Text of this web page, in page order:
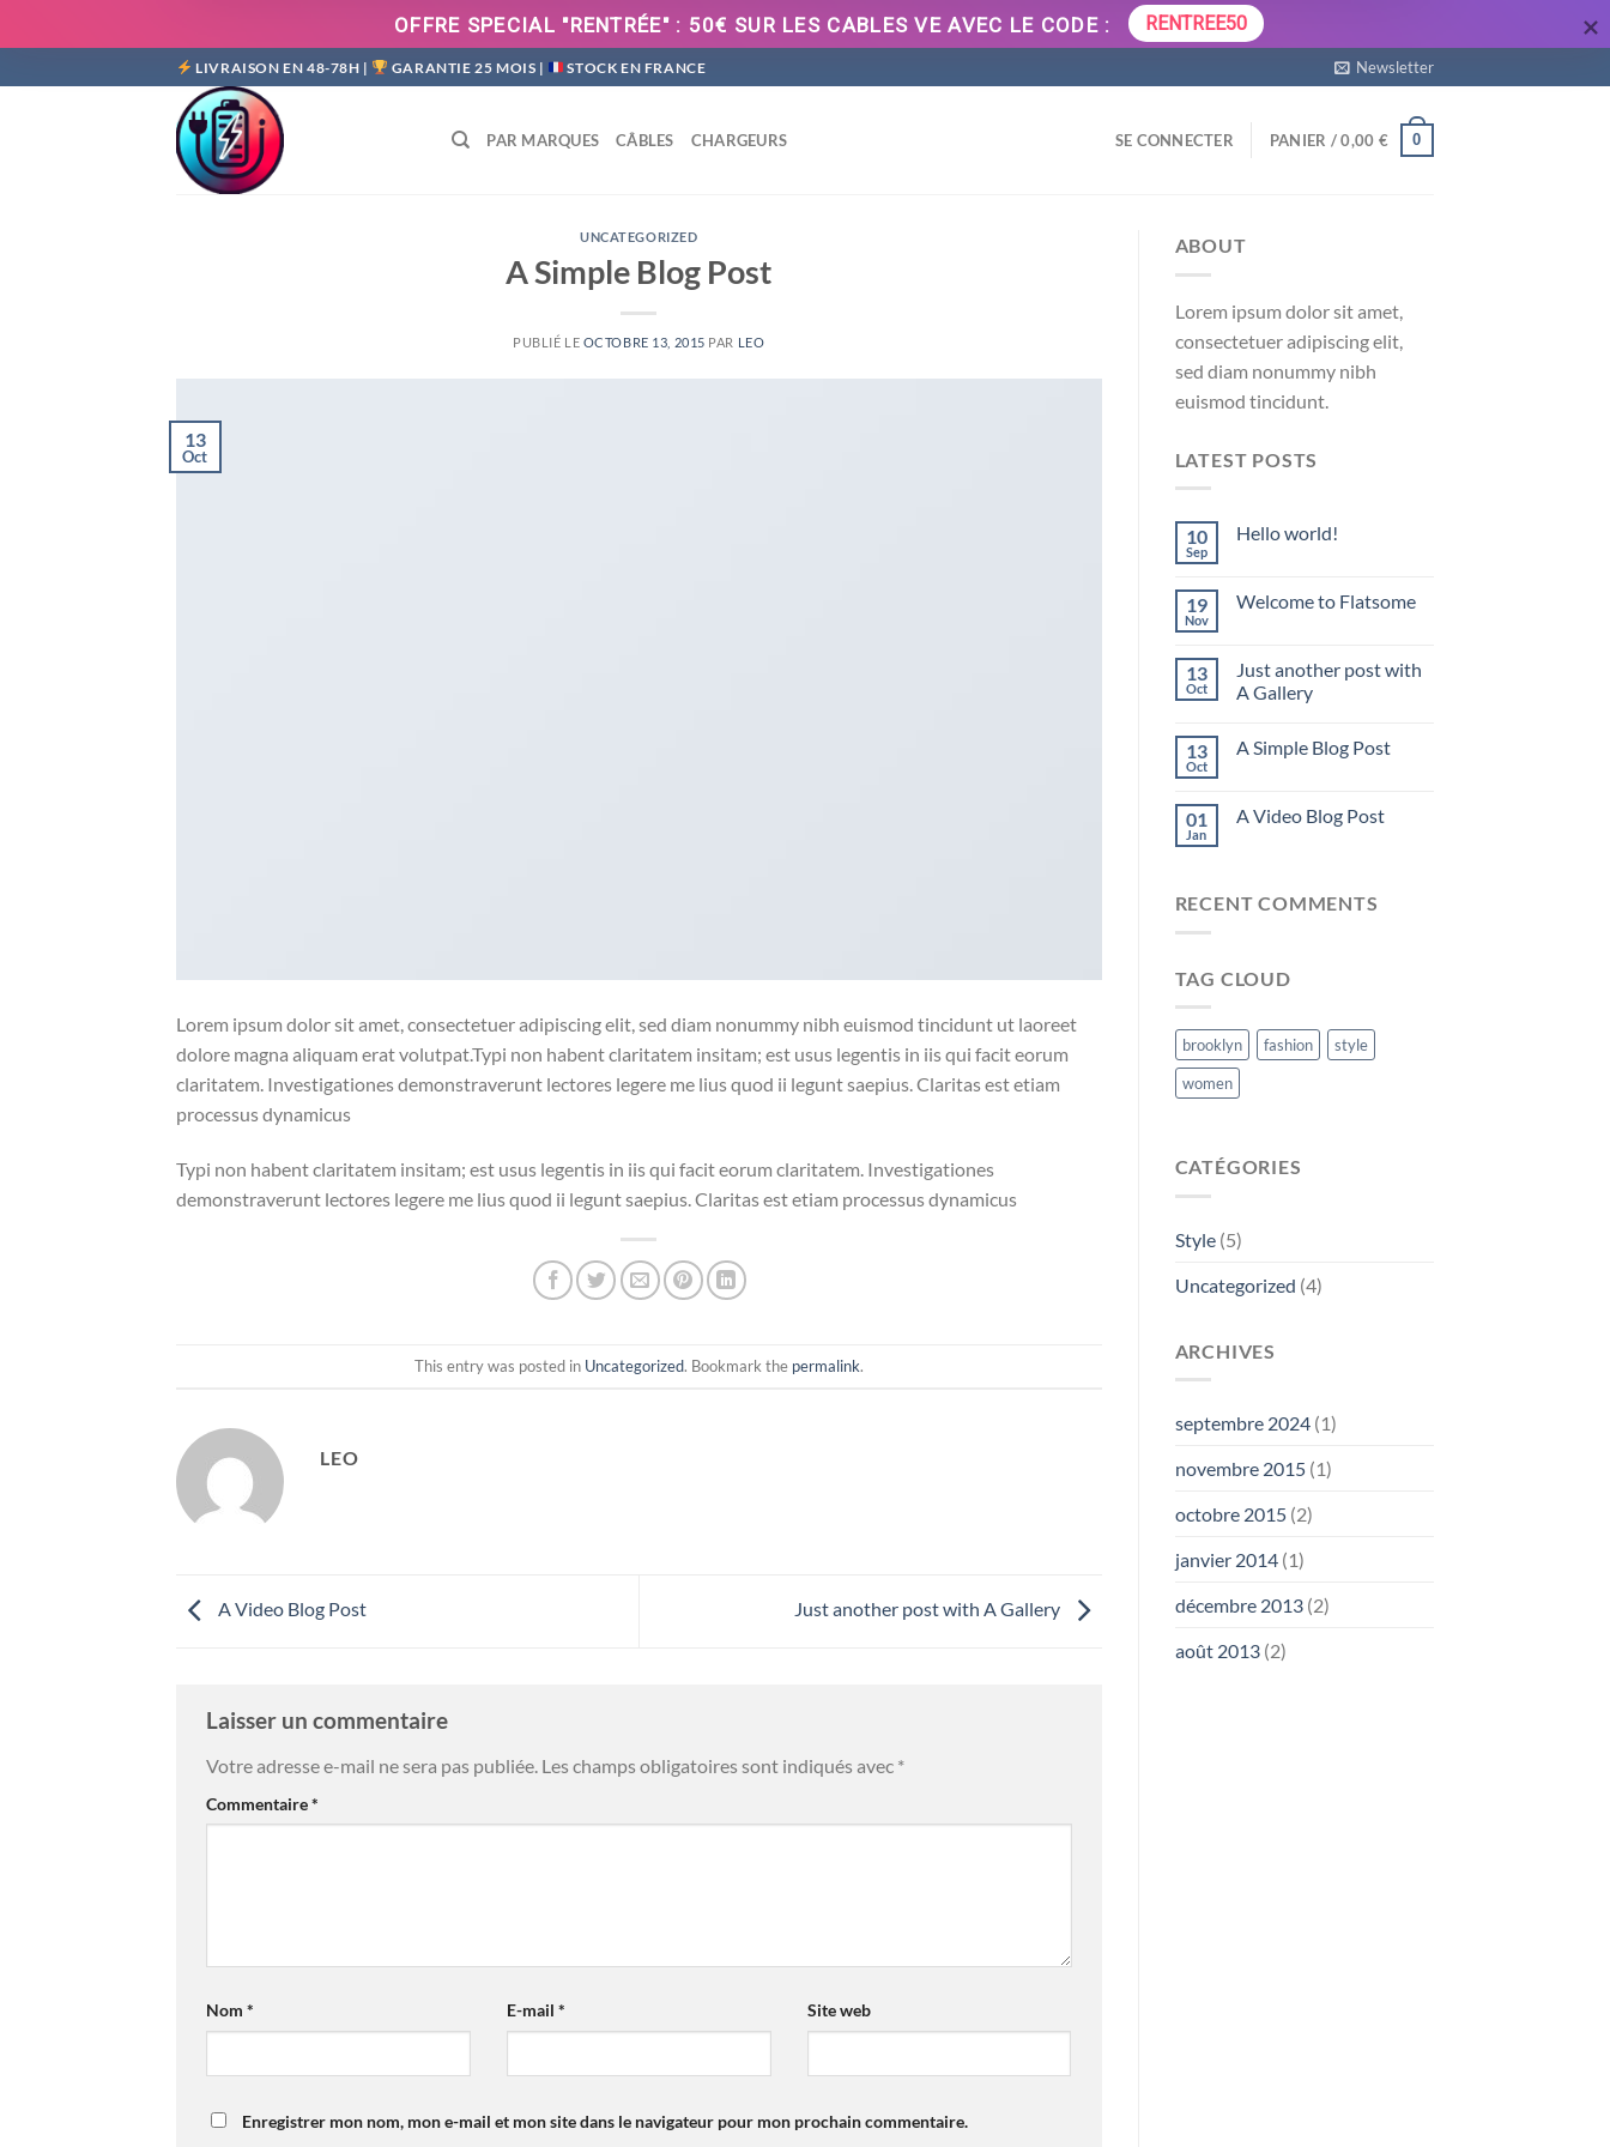
au
LIVRAISON EN 48-78H | GARANTIE 25 MOIS | STOCK EN FRANCE Newsletter
PAR MARQUES CÂBLES CHARGEURS SE CONNECTER PANIER /0,00 € 0
UNCATEGORIZED
A Simple Blog Post
PUBLIÉ LE OCTOBRE 13, 2015 PAR LEO
13
Oct
Lorem ipsum dolor sit amet, consectetuer adipiscing elit, sed diam nonummy nibh euismod tincidunt ut laoreet
dolore magna aliquam erat volutpat.Typi non habent claritatem insitam; est usus legentis in iis qui facit eorum
claritatem. Investigationes demonstraverunt lectores legere me lius quod ii legunt saepius. Claritas est etiam
processus dynamicus
Typi non habent claritatem insitam; est usus legentis in iis qui facit eorum claritatem. Investigationes
demonstraverunt lectores legere me lius quod ii legunt saepius. Claritas est etiam processus dynamicus
This entry was posted in Uncategorized. Bookmark the permalink.
LEO
A Video Blog Post Just another post with A Gallery
Laisser un commentaire
Votre adresse e-mail ne sera pas publiée. Les champs obligatoires sont indiqués avec *
Commentaire*
Nom * E-mail * Site web
Enregistrer mon nom, mon e-mail et mon site dans le navigateur pour mon prochain commentaire.
ABOUT
Lorem ipsum dolor sit amet,
consectetuer adipiscing elit,
sed diam nonummy nibh
euismod tincidunt.
LATEST POSTS
10
Sep
Hello world!
19
Nov
Welcome to Flatsome
13
Oct
Just another post with
A Gallery
13
Oct
A Simple Blog Post
01
Jan
A Video Blog Post
RECENT COMMENTS
TAG CLOUD
brooklyn fashion
style
women
CATÉGORIES
Style(5)
Uncategorized (4)
ARCHIVES
septembre 2024(1)
novembre 2015(1)
octobre 2015(2)
janvier 2014(1)
décembre 2013(2)
août 2013(2)
OFFRE SPECIAL "RENTRÉE" : 50€ SUR LES CABLES VE AVEC LE CODE : RENTREE50